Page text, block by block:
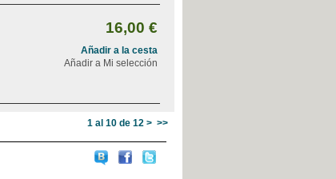
16,00 €
Añadir a la cesta
Añadir a Mi selección
1 al 10 de 12 > >>